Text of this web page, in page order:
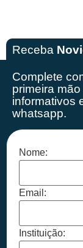
Receba
Complete
primeira mão
informativos
whatsapp.
Nome:
Email:
Instituição: